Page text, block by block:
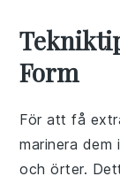
Form
För att få
marinera
ochörter.